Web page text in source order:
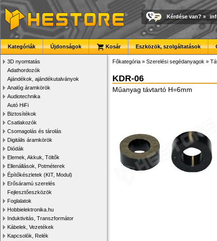
Kérdése van? »
Kategóriák Újdonságok Kosár Eszközök, szolgáltatások
3D nyomtatás
Adathordozók
Ajándékok, ajándékutalványok
Analóg áramkörök
Audiotechnika
Autó HiFi
Biztosítékok
Csatlakozók
Csomagolás és tárolás
Digitális áramkörök
Diódák
Elemek, Akkuk, Töltők
Ellenállások, Potméterek
Építőkészletek (KIT, Modul)
Erősáramú szerelés
Fejlesztőeszközök
Foglalatok
Hobbielektronika.hu
Induktivitás, Transzformátor
Kábelek, Vezetékek
Kapcsolók, Relék
Főkategória » Szerelési segédanyagok »
KDR-06
Műanyag távtartó H=6mm